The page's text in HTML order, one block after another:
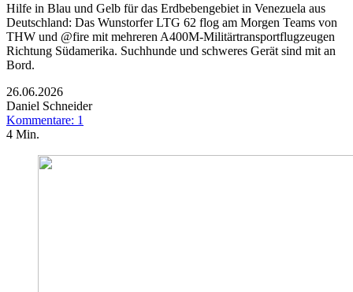
Hilfe in Blau und Gelb für das Erdbebengebiet in Venezuela aus
Deutschland: Das Wunstorfer LTG 62 flog am Morgen Teams von
THW und @fire mit mehreren A400M-Militärtransportflugzeugen
Richtung Südamerika. Suchhunde und schweres Gerät sind mit an
Bord.
26.06.2026
Daniel Schneider
Kommentare: 1
4 Min.